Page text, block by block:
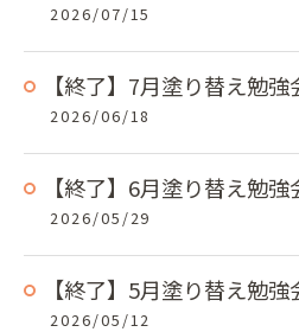
2026/07/15
【終了】7月塗り替え勉
2026/06/18
【終了】6月塗り替え勉強
2026/05/29
【終了】5月塗り替え勉
2026/05/12